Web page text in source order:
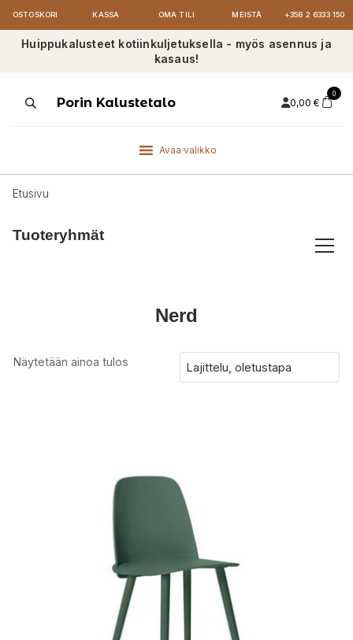
OSTOSKORI KASSA OMA TILI MEISTÄ +358 2 6333 150
Huippukalusteet kotiinkuljetuksella - myös asennus ja
kasaus!
ProductsPorin Kalustetalo 0,00 €
0
Avaa valikko
Etusivu
Tuoteryhmät
Nerd
Näytetään ainoa tulos